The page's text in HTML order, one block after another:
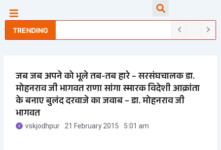
contentTRENDING
जब जब अपने को भूले तब-तब हारे – सरसंघचालक डा.
मोहनराव जी भागवत राणा सांगा स्मारक विदेशी आक्रांता
के बनाए बुलंद दरवाजे का जवाब – डा. मोहनराव जी
भागवत
vskjodhpur 21 February 2015 5:01 am